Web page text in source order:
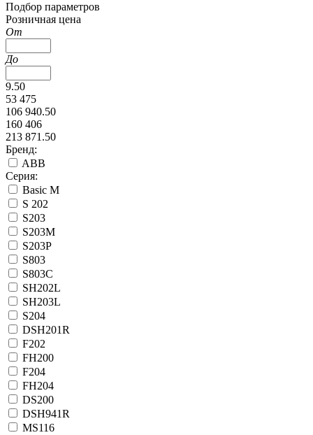
Подбор параметров
Розничная цена
От
До
9.50
53 475
106 940.50
160 406
213 871.50
Бренд:
ABB
Серия:
Basic M
S 202
S203
S203М
S203Р
S803
S803С
SH202L
SH203L
S204
DSH201R
F202
FН200
F204
FН204
DS200
DSH941R
MS116